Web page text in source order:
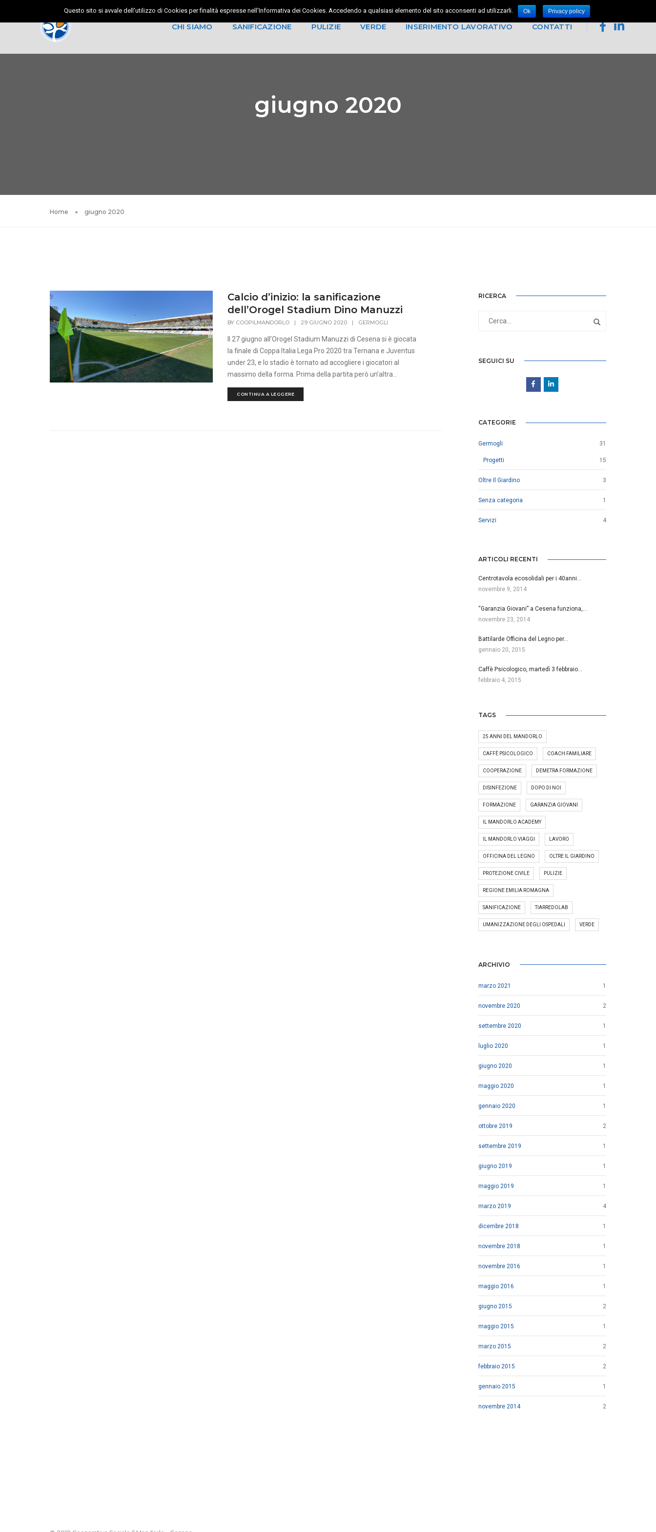
CHI SIAMO SANIFICAZIONE PULIZIE VERDE
Progettazione Giardini
Cesena
INSERIMENTO LAVORATIVO CONTATTI
giugno 2020
Home giugno 2020
Calcio d’inizio: la sanificazione
dell’Orogel Stadium Dino Manuzzi
BY COOPILMANDORLO | 29 GIUGNO 2020 | GERMOGLI
Il 27 giugno all’Orogel Stadium Manuzzi di Cesena si è giocata
la finale di Coppa Italia Lega Pro 2020 tra Ternana e Juventus
under 23, e lo stadio è tornato ad accogliere i giocatori al
massimo della forma. Prima della partita però un’altra...
CONTINUA A LEGGERE
RICERCA
SEGUICI SU
CATEGORIE
Germogli 31
Progetti 15
Oltre Il Giardino 3
Senza categoria 1
Servizi 4
ARTICOLI RECENTI
Centrotavola ecosolidali per i 40anni…
novembre 9, 2014
“Garanzia Giovani” a Cesena funziona,…
novembre 23, 2014
Battilarde Officina del Legno per…
gennaio 20, 2015
Caffè Psicologico, martedì 3 febbraio…
febbraio 4, 2015
TAGS
25 ANNI DEL MANDORLO
CAFFÈ PSICOLOGICO COACH FAMILIARE
COOPERAZIONE DEMETRA FORMAZIONE
DISINFEZIONE DOPO DI NOI
FORMAZIONE GARANZIA GIOVANI
IL MANDORLO ACADEMY
IL MANDORLO VIAGGI LAVORO
OFFICINA DEL LEGNO OLTRE IL GIARDINO
PROTEZIONE CIVILE PULIZIE
REGIONE EMILIA ROMAGNA
SANIFICAZIONE TIARREDOLAB
UMANIZZAZIONE DEGLI OSPEDALI VERDE
ARCHIVIO
marzo 2021 1
novembre 2020 2
settembre 2020 1
luglio 2020 1
giugno 2020 1
maggio 2020 1
gennaio 2020 1
ottobre 2019 2
settembre 2019 1
giugno 2019 1
maggio 2019 1
marzo 2019 4
dicembre 2018 1
novembre 2018 1
novembre 2016 1
maggio 2016 1
giugno 2015 2
maggio 2015 1
marzo 2015 2
febbraio 2015 2
gennaio 2015 1
novembre 2014 2
Questo sito si avvale dell'utilizzo di Cookies per finalità espresse nell'Informativa dei Cookies. Accedendo a qualsiasi elemento del sito acconsenti ad utilizzarli. Ok Privacy policy